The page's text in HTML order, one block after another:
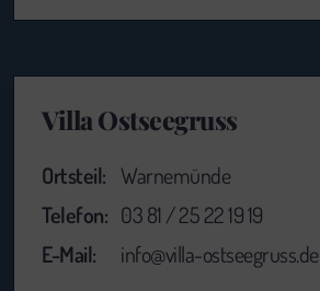
Villa Ostseegruss
Ortsteil: Warnemünde
Telefon: 03 81 / 25 22 19 19
E-Mail:
info@villa-ostseegruss.de